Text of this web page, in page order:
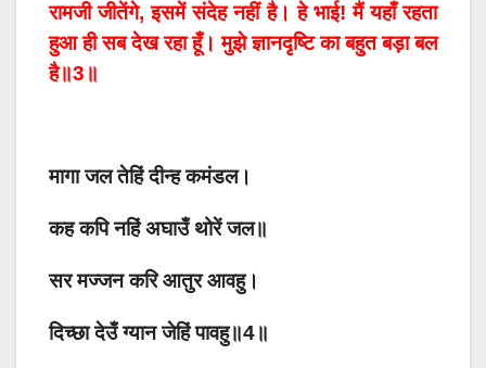
रामजी जीतेंगे, इसमें संदेह नहीं है। हे भाई! मैं यहाँ रहता
हुआ ही सब देख रहा हूँ। मुझे ज्ञानदृष्टि का बहुत बड़ा बल
है॥3॥
मागा जल तेहिं दीन्ह कमंडल।
कह कपि नहिं अघाउँ थोरें जल॥
सर मज्जन करि आतुर आवहु।
दिच्छा देउँ ग्यान जेहिं पावहु॥4॥